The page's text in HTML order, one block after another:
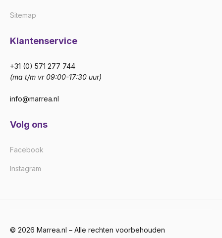
Sitemap
Klantenservice
+31 (0) 571 277 744
(ma t/m vr 09:00-17:30 uur)
info@marrea.nl
Volg ons
Facebook
Instagram
© 2026 Marrea.nl – Alle rechten voorbehouden